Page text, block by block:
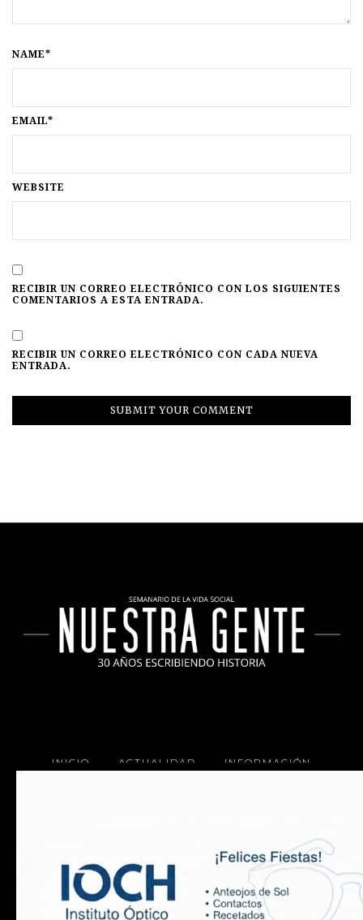
NAME*
EMAIL*
WEBSITE
RECIBIR UN CORREO ELECTRÓNICO CON LOS SIGUIENTES
COMENTARIOS A ESTA ENTRADA.
RECIBIR UN CORREO ELECTRÓNICO CON CADA NUEVA
ENTRADA.
INICIO ACTUALIDAD INFORMACIÓN
Copyright 2025 Nuestra Gente.